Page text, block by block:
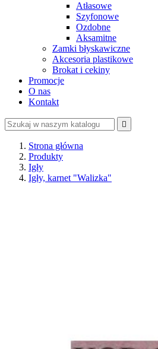
Atłasowe
Szyfonowe
Ozdobne
Aksamitne
Zamki błyskawiczne
Akcesoria plastikowe
Brokat i cekiny
Promocje
O nas
Kontakt

Strona główna
Produkty
Igły
Igły, karnet "Walizka"